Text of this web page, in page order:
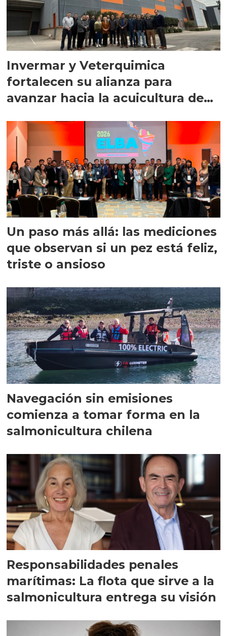
Invermar y Veterquimica
fortalecen su alianza para
avanzar hacia la acuicultura de
Un paso más allá: las mediciones
que observan si un pez está feliz,
triste o ansioso
Navegación sin emisiones
comienza a tomar forma en la
salmonicultura chilena
Responsabilidades penales
marítimas: La flota que sirve a la
salmonicultura entrega su visión